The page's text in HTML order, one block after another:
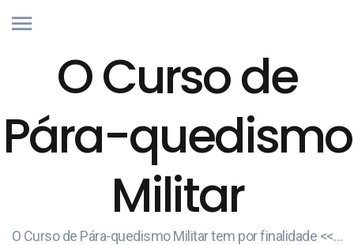
O Curso de
Pára-quedismo
Militar
O Curso de Pára-quedismo Militar tem por finalidade <<…